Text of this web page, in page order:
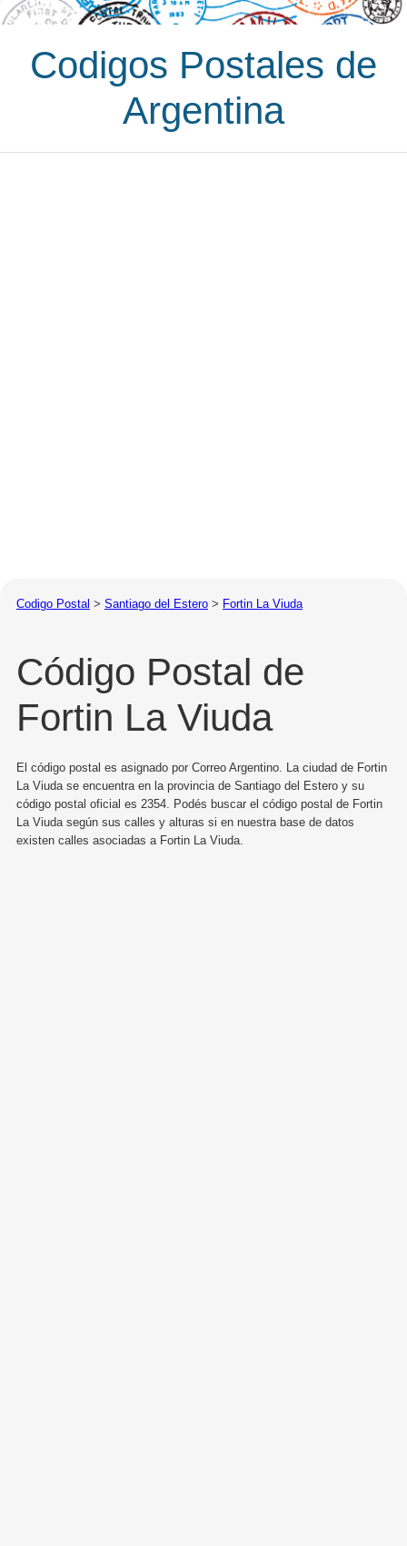
Codigos Postales de
Argentina
Codigo Postal > Santiago del Estero > Fortin La Viuda
Código Postal de
Fortin La Viuda
El código postal es asignado por Correo Argentino. La ciudad de Fortin
La Viuda se encuentra en la provincia de Santiago del Estero y su
código postal oficial es 2354. Podés buscar el código postal de Fortin
La Viuda según sus calles y alturas si en nuestra base de datos
existen calles asociadas a Fortin La Viuda.